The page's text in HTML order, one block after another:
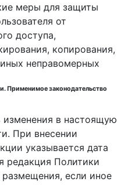
меры для защиты
от
доступа,
копирования,
неправомерных
Применимое законодательство
изменения в настоящую
При внесении
указывается дата
редакция Политики
если иное